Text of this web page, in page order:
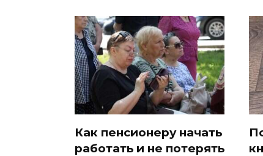
Как пенсионеру начать
работать и не потерять